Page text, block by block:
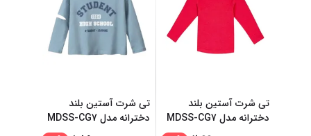
تی شرت آستین بلند
دخترانه مدل MDSS-CG7
تی شرت آستین بلند
دخترانه مدل MDSS-CG7